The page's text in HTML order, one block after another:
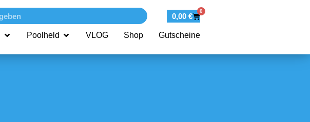
0,00 €
0
Poolheld VLOG Shop Gutscheine